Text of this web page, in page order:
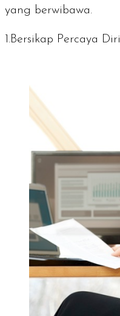
yang berwibawa.
1.Bersikap Percaya Diri